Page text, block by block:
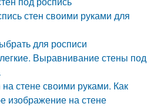
стен своими руками для
для росписи
Выравнивание стены под
стене своими руками. Как
изображение на стене